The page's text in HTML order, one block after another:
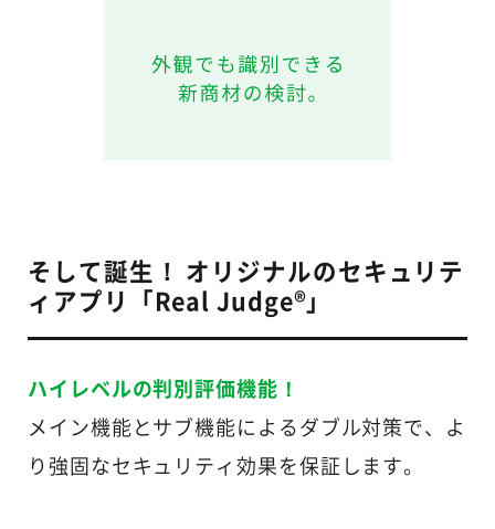
そして誕生！ オリジナルのセキュリテ
ィアプリ「Real Judge®」
ハイレベルの判別評価機能！
メイン機能とサブ機能によるダブル対策で、よ
り強固なセキュリティ効果を保証します。